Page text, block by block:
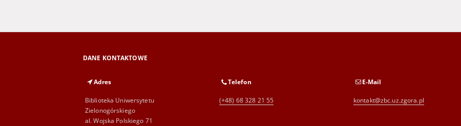
DANE KONTAKTOWE
Adres
Biblioteka Uniwersytetu
Zielonogórskiego
al. Wojska Polskiego 71
Telefon
(+48) 68 328 21 55
E-Mail
kontakt@zbc.uz.zgora.pl